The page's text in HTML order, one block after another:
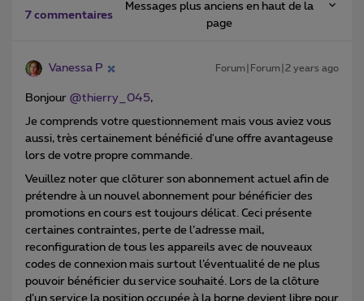
7 commentaires
Messages plus anciens en haut de la
page
Vanessa P Forum|Forum|2 years ago
Bonjour @thierry_045,
Je comprends votre questionnement mais vous aviez vous
aussi, très certainement bénéficié d'une offre avantageuse
lors de votre propre commande.
Veuillez noter que clôturer son abonnement actuel afin de
prétendre à un nouvel abonnement pour bénéficier des
promotions en cours est toujours délicat. Ceci présente
certaines contraintes, perte de l’adresse mail,
reconfiguration de tous les appareils avec de nouveaux
codes de connexion mais surtout l’éventualité de ne plus
pouvoir bénéficier du service souhaité. Lors de la clôture
d’un service la position occupée à la borne devient libre pour